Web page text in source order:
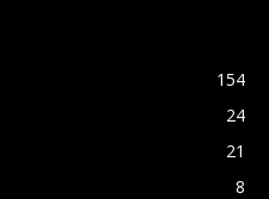
154
24
21
8